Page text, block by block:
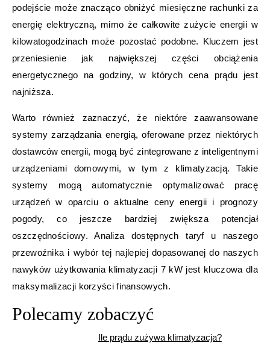
podejście może znacząco obniżyć miesięczne rachunki za
energię elektryczną, mimo że całkowite zużycie energii w
kilowatogodzinach może pozostać podobne. Kluczem jest
przeniesienie jak największej części obciążenia
energetycznego na godziny, w których cena prądu jest
najniższa.
Warto również zaznaczyć, że niektóre zaawansowane
systemy zarządzania energią, oferowane przez niektórych
dostawców energii, mogą być zintegrowane z inteligentnymi
urządzeniami domowymi, w tym z klimatyzacją. Takie
systemy mogą automatycznie optymalizować pracę
urządzeń w oparciu o aktualne ceny energii i prognozy
pogody, co jeszcze bardziej zwiększa potencjał
oszczędnościowy. Analiza dostępnych taryf u naszego
przewoźnika i wybór tej najlepiej dopasowanej do naszych
nawyków użytkowania klimatyzacji 7 kW jest kluczowa dla
maksymalizacji korzyści finansowych.
Polecamy zobaczyć
Ile prądu zużywa klimatyzacja?